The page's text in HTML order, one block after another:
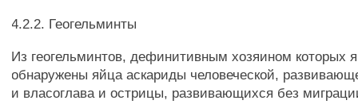
4.2.2. Геогельминты
Из геогельминтов, дефинитивным хозяином которых
обнаружены яйца аскариды человеческой,
и власоглава и острицы, развивающихся без